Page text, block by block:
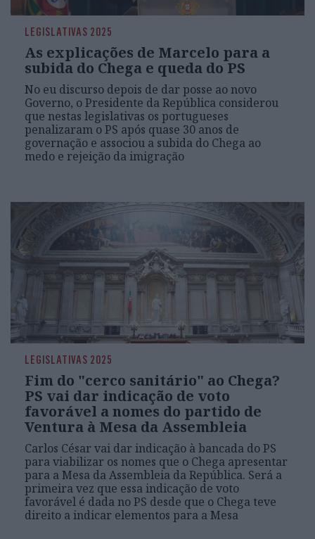
LEGISLATIVAS 2025
As explicações de Marcelo para a
subida do Chega e queda do PS
No eu discurso depois de dar posse ao novo
Governo, o Presidente da República considerou
que nestas legislativas os portugueses
penalizaram o PS após quase 30 anos de
governação e associou a subida do Chega ao
medo e rejeição da imigração
LEGISLATIVAS 2025
Fim do "cerco sanitário" ao Chega?
PS vai dar indicação de voto
favorável a nomes do partido de
Ventura à Mesa da Assembleia
Carlos César vai dar indicação à bancada do PS
para viabilizar os nomes que o Chega apresentar
para a Mesa da Assembleia da República. Será a
primeira vez que essa indicação de voto
favorável é dada no PS desde que o Chega teve
direito a indicar elementos para a Mesa